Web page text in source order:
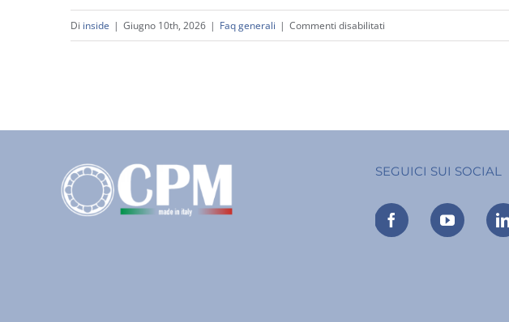
Di inside | Giugno 10th, 2026 | Faq generali | Commenti disabilitati
speciali
CPM
SEGUICI SUI SOCIAL